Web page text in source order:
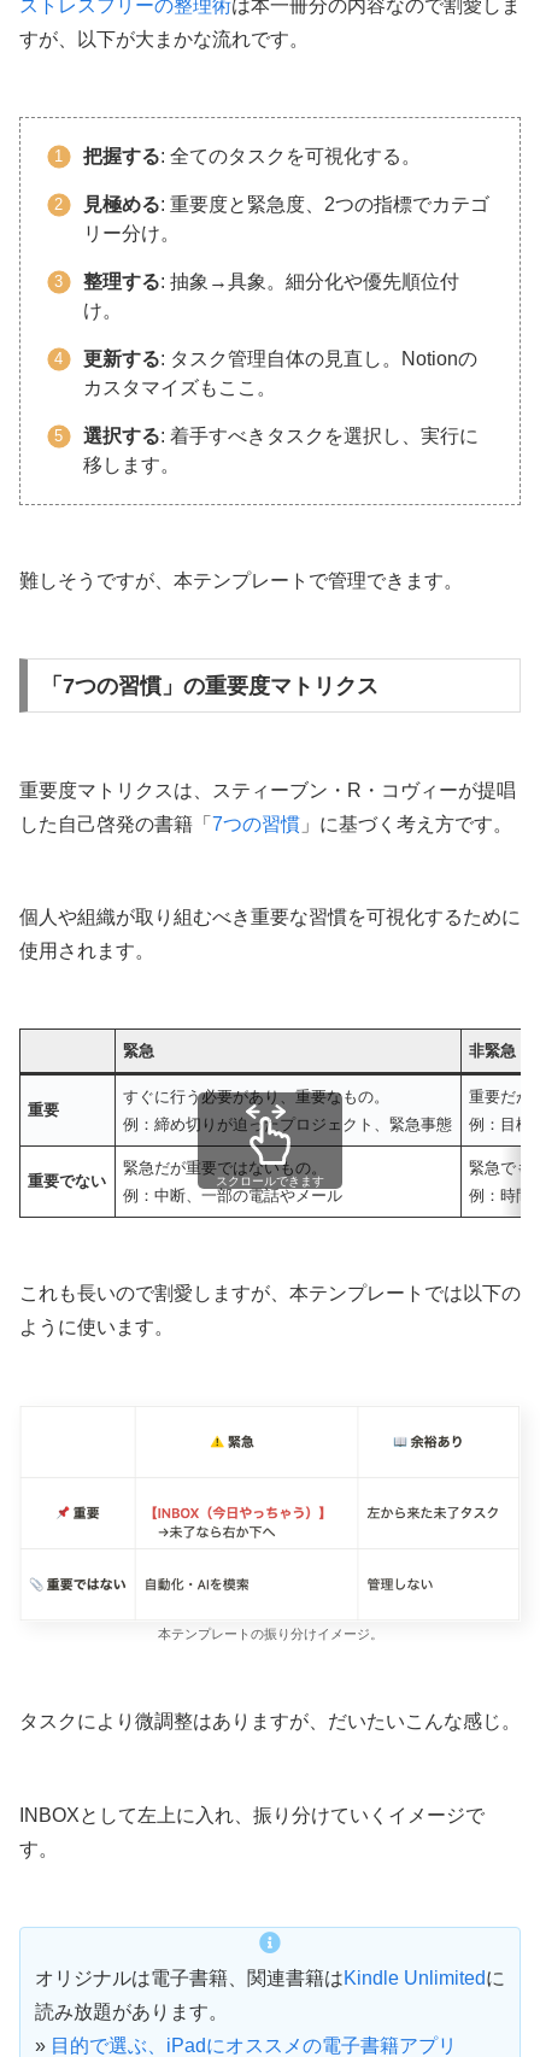
ストレスフリーの整理術は本一冊分の内容なので割愛しま
すが、以下が大まかな流れです。
把握する: 全てのタスクを可視化する。
見極める: 重要度と緊急度、2つの指標でカテゴ
リー分け。
整理する: 抽象→具象。細分化や優先順位付
け。
更新する: タスク管理自体の見直し。Notionの
カスタマイズもここ。
選択する: 着手すべきタスクを選択し、実行に
移します。
難しそうですが、本テンプレートで管理できます。
「7つの習慣」の重要度マトリクス
重要度マトリクスは、スティーブン・R・コヴィーが提唱
した自己啓発の書籍「 7つの習慣 」に基づく考え方です。
個人や組織が取り組むべき重要な習慣を可視化するために
使用されます。
緊急 非緊急
重要
すぐに行う必要があり、重要なもの。
例：締め切りが迫ったプロジェクト、緊急事態
重要だが
例：目標
重要でない
緊急だが重要ではないもの。
例：中断、一部の電話やメール
緊急でも
例：時間
スクロールできます
これも長いので割愛しますが、本テンプレートでは以下の
ように使います。
本テンプレートの振り分けイメージ。
タスクにより微調整はありますが、だいたいこんな感じ。
INBOXとして左上に入れ、振り分けていくイメージで
す。
オリジナルは電子書籍、関連書籍はKindle Unlimitedに
読み放題があります。
» 目的で選ぶ、iPadにオススメの電子書籍アプリ